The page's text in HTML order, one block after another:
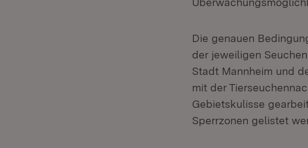
Die genauen
der jeweiligen
Stadt Mannheim und
mit der
Gebietskulisse
Sperrzonen gelistet